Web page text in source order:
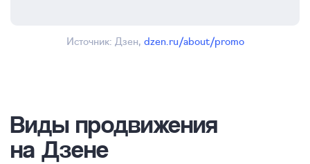
Источник: Дзен, dzen.ru/about/promo
Виды продвижения
на Дзене